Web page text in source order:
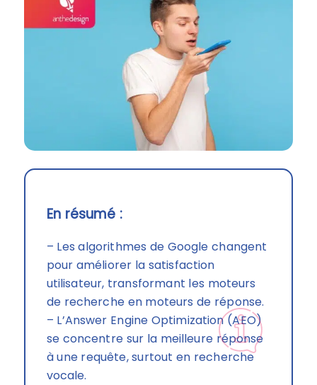
En résumé :
– Les algorithmes de Google changent
pour améliorer la satisfaction
utilisateur, transformant les moteurs
de recherche en moteurs de réponse.
– L’Answer Engine Optimization (AEO)
se concentre sur la meilleure réponse
à une requête, surtout en recherche
vocale.